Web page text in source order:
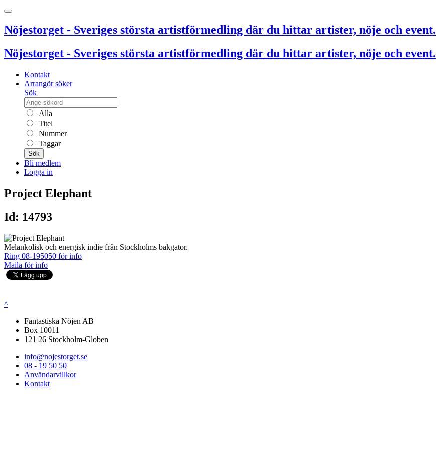
Nöjestorget - Sveriges största artistförmedling där du hittar artister, nöje och event.
Nöjestorget - Sveriges största artistförmedling där du hittar artister, nöje och event.
Kontakt
Arrangör söker
Sök
Alla
Titel
Nummer
Taggar
Sök
Bli medlem
Logga in
Project Elephant
Id: 14793
Melankolisk och energisk indie från Stockholms bakgator.
Ring 08-195050 för info
Maila för info
^
Fantastiska Nöjen AB
Box 10011
121 26 Stockholm-Globen
info@nojestorget.se
08 - 19 50 50
Användarvillkor
Kontakt